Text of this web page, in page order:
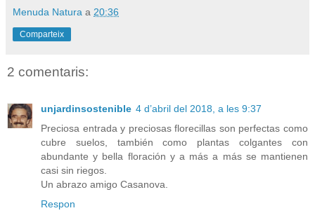
Menuda Natura a 20:36
Comparteix
2 comentaris:
unjardinsostenible 4 d’abril del 2018, a les 9:37
Preciosa entrada y preciosas florecillas son perfectas como
cubre suelos, también como plantas colgantes con
abundante y bella floración y a más a más se mantienen
casi sin riegos.
Un abrazo amigo Casanova.
Respon